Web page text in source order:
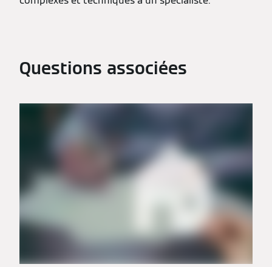
Questions associées